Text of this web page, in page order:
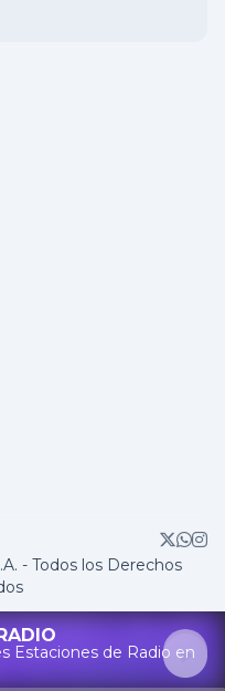
- Todos los Derechos
Estaciones de Radio en